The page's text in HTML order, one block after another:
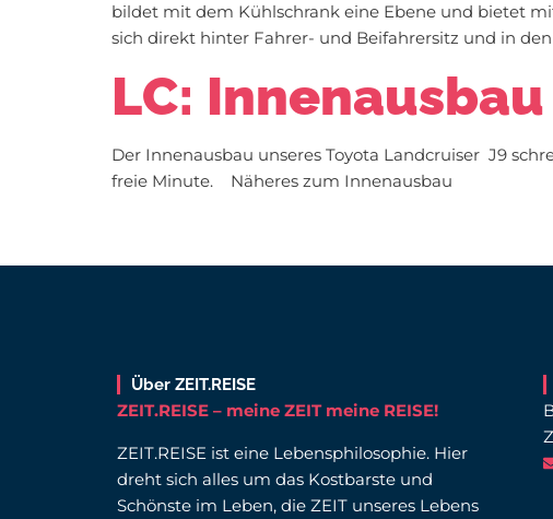
bildet mit dem Kühlschrank eine Ebene und bietet
sich direkt hinter Fahrer- und Beifahrersitz und in
LC: Innenausbau
Der Innenausbau unseres Toyota Landcruiser J9
freie Minute. Näheres zum Innenausbau
Über ZEIT.REISE
ZEIT.REISE – meine ZEIT meine REISE!
ZEIT.REISE ist eine Lebensphilosophie. Hier
dreht sich alles um das Kostbarste und
Schönste im Leben, die ZEIT unseres Lebens